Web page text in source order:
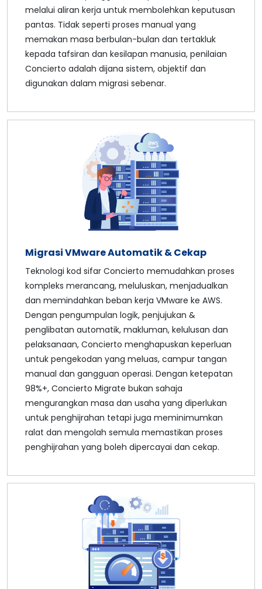
melalui aliran kerja untuk membolehkan keputusan
pantas. Tidak seperti proses manual yang
memakan masa berbulan-bulan dan tertakluk
kepada tafsiran dan kesilapan manusia, penilaian
Concierto adalah dijana sistem, objektif dan
digunakan dalam migrasi sebenar.
Migrasi VMware Automatik & Cekap
Teknologi kod sifar Concierto memudahkan proses
kompleks merancang, meluluskan, menjadualkan
dan memindahkan beban kerja VMware ke AWS.
Dengan pengumpulan logik, penjujukan &
penglibatan automatik, makluman, kelulusan dan
pelaksanaan, Concierto menghapuskan keperluan
untuk pengekodan yang meluas, campur tangan
manual dan gangguan operasi. Dengan ketepatan
98%+, Concierto Migrate bukan sahaja
mengurangkan masa dan usaha yang diperlukan
untuk penghijrahan tetapi juga meminimumkan
ralat dan mengolah semula memastikan proses
penghijrahan yang boleh dipercayai dan cekap.